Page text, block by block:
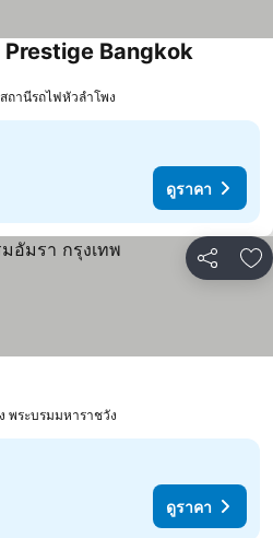
Bangkok
ถานีรถไฟหัวลำโพง
ดูราคา
แชร์ เ
พระบรมมหาราชวัง
ดูราคา